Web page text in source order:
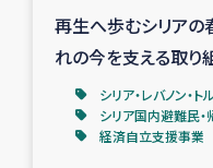
女性の生計向上
再生へ歩むシリア
れの今を支える取り
シリア・レバノン・ト
シリア国内避難民
経済自立支援事業